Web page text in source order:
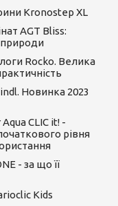
Kronostep XL
AGT Bliss:
Rocko. Велика
Новинка 2023
CLIC it! -
рівня
- за що її
Kids